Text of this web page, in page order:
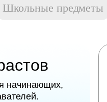
Школьные предметы
начинающих,